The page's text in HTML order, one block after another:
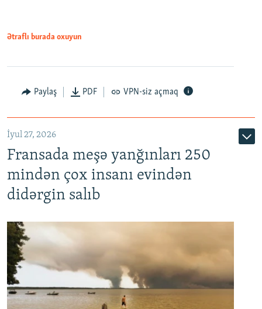
Ətraflı burada oxuyun
Paylaş PDF VPN-siz açmaq
İyul 27, 2026
Fransada meşə yanğınları 250
mindən çox insanı evindən
didərgin salıb